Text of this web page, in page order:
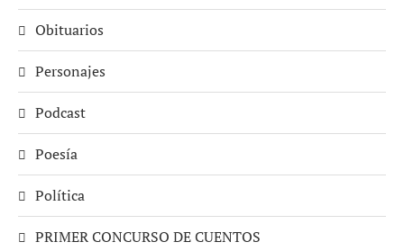
Obituarios
Personajes
Podcast
Poesía
Política
PRIMER CONCURSO DE CUENTOS